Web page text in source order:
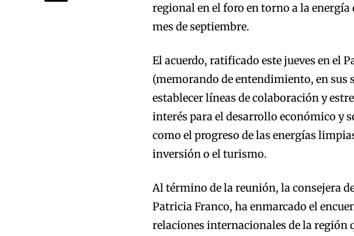
regional en el foro en torno a la energía
mes de septiembre.
El acuerdo, ratificado este jueves en el
(memorando de entendimiento, en sus
establecer líneas de colaboración y
interés para el desarrollo económico y
como el progreso de las energías
inversión o el turismo.
Al término de la reunión, la consejera
Patricia Franco, ha enmarcado el
relaciones internacionales de la región